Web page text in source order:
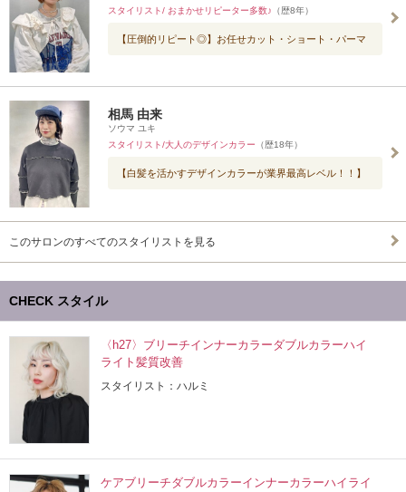
スタイリスト/ おまかせリピーター多数♪ （歴8年）
【圧倒的リピート◎】お任せカット・ショート・パーマ
相馬 由来
ソウマ ユキ
スタイリスト/大人のデザインカラー （歴18年）
【白髪を活かすデザインカラーが業界最高レベル！！】
このサロンのすべてのスタイリストを見る
CHECK スタイル
〈h27〉ブリーチインナーカラーダブルカラーハイ
ライト髪質改善
スタイリスト：ハルミ
ケアブリーチダブルカラーインナーカラーハイライ